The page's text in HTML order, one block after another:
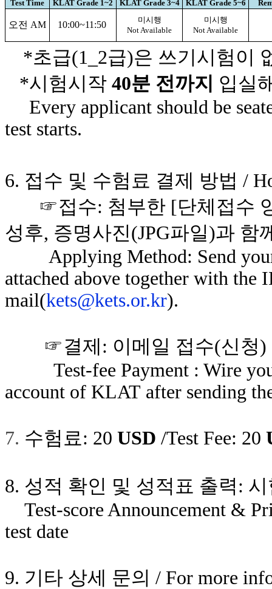
Test Time
KLAT Grade 1~2
KLAT Grade 3~4
KLAT Grade 5~6
오전 AM 10:00~11:50
미시행
Not Available
미시행
Not Available
*초급(1_2급)은 쓰기시험이
*시험시작 40분 전까지 입실
Every applicant should be
test starts.
6. 접수 및 수험료 결제 방법 /
☞접수: 첨부한 [단체접수
성후, 증명사진(JPG파일)과 함
Applying Method: Send your
attached above together with the
mail(kets@kets.or.kr).
☞결제 : 이메일 접수(신청)
Test-fee Payment : Wire your
account of KLAT after sending
7. 수험료: 20 USD /Test Fee: 20
8. 성적 확인 및 성적표 출력 :
Test-score Announcement &
test date
9. 기타 상세 문의 / For more